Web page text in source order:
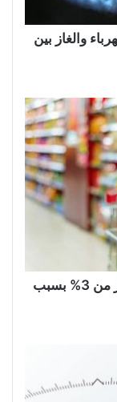
والغاز بين
ارتفاع التضخم في هولندا مجدداً إلى أكثر من 3% بسبب